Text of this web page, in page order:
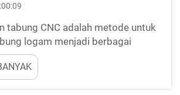
tabung CNC adalah metode untuk
logam menjadi berbagai
kami memahami betapa
proses ini secara tepat.
pembengkokan tabung CNC tidak